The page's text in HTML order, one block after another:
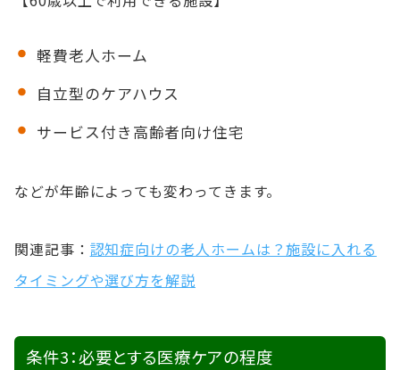
軽費老人ホーム
自立型のケアハウス
サービス付き高齢者向け住宅
などが年齢によっても変わってきます。
関連記事： 認知症向けの老人ホームは？施設に入れる
タイミングや選び方を解説
条件3：必要とする医療ケアの程度